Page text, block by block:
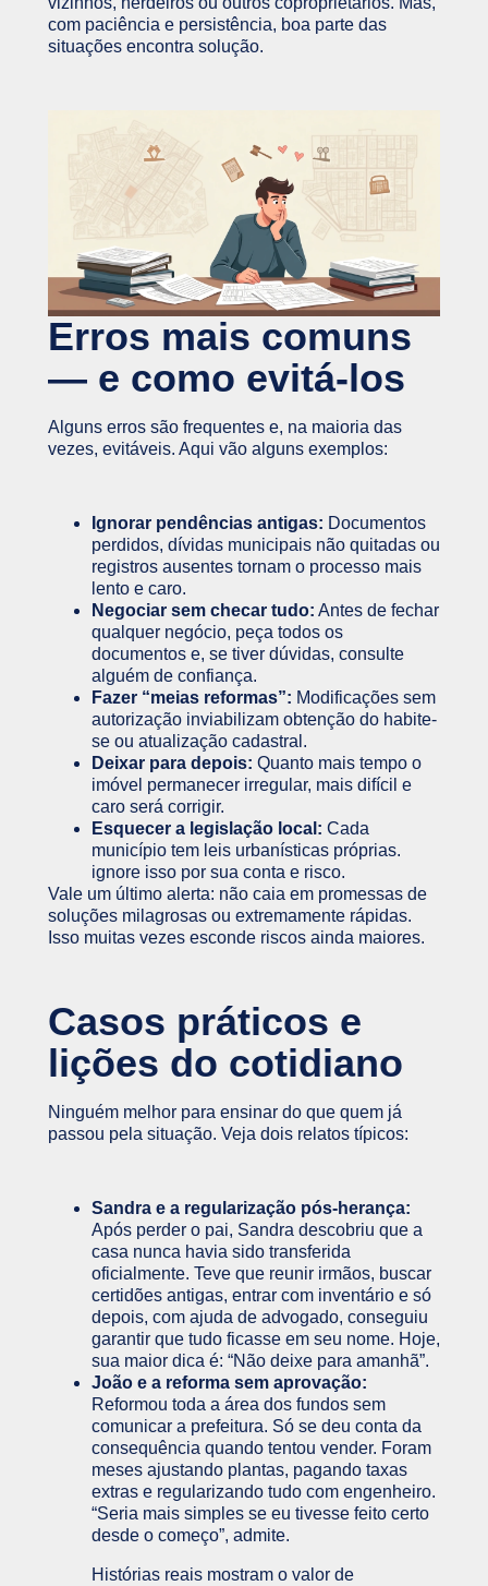
com paciência e persistência, boa parte das
situações encontra solução.
Erros mais comuns
— e como evitá-los
Alguns erros são frequentes e, na maioria das
vezes, evitáveis. Aqui vão alguns exemplos:
Ignorar pendências antigas: Documentos
perdidos, dívidas municipais não quitadas ou
registros ausentes tornam o processo mais
lento e caro.
Negociar sem checar tudo: Antes de fechar
qualquer negócio, peça todos os
documentos e, se tiver dúvidas, consulte
alguém de confiança.
Fazer “meias reformas”: Modificações sem
autorização inviabilizam obtenção do habite-
se ou atualização cadastral.
Deixar para depois: Quanto mais tempo o
imóvel permanecer irregular, mais difícil e
caro será corrigir.
Esquecer a legislação local: Cada
município tem leis urbanísticas próprias.
ignore isso por sua conta e risco.
Vale um último alerta: não caia em promessas de
soluções milagrosas ou extremamente rápidas.
Isso muitas vezes esconde riscos ainda maiores.
Casos práticos e
lições do cotidiano
Ninguém melhor para ensinar do que quem já
passou pela situação. Veja dois relatos típicos:
Sandra e a regularização pós-herança:
Após perder o pai, Sandra descobriu que a
casa nunca havia sido transferida
oficialmente. Teve que reunir irmãos, buscar
certidões antigas, entrar com inventário e só
depois, com ajuda de advogado, conseguiu
garantir que tudo ficasse em seu nome. Hoje,
sua maior dica é: “Não deixe para amanhã”.
João e a reforma sem aprovação:
Reformou toda a área dos fundos sem
comunicar a prefeitura. Só se deu conta da
consequência quando tentou vender. Foram
meses ajustando plantas, pagando taxas
extras e regularizando tudo com engenheiro.
“Seria mais simples se eu tivesse feito certo
desde o começo”, admite.
Histórias reais mostram o valor de